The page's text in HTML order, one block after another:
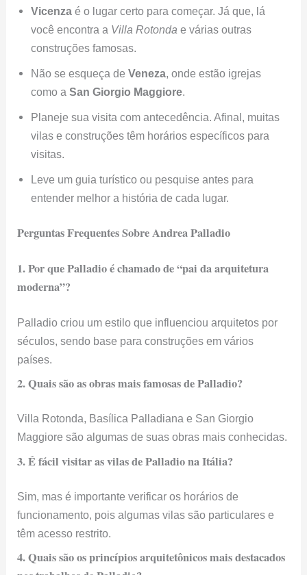
Vicenza é o lugar certo para começar. Já que, lá
você encontra a Villa Rotonda e várias outras
construções famosas.
Não se esqueça deVeneza, onde estão igrejas
como aSan Giorgio Maggiore.
Planeje sua visita com antecedência. Afinal, muitas
vilas e construções têm horários específicos para
visitas.
Leve um guia turístico ou pesquise antes para
entender melhor a história de cada lugar.
Perguntas Frequentes Sobre Andrea Palladio
1. Por que Palladio é chamado de “pai da arquitetura
moderna”?
Palladio criou um estilo que influenciou arquitetos por
séculos, sendo base para construções em vários
países.
2. Quais são as obras mais famosas de Palladio?
Villa Rotonda, Basílica Palladiana e San Giorgio
Maggiore são algumas de suas obras mais conhecidas.
3. É fácil visitar as vilas de Palladio na Itália?
Sim, mas é importante verificar os horários de
funcionamento, pois algumas vilas são particulares e
têm acesso restrito.
4. Quais são os princípios arquitetônicos mais destacados